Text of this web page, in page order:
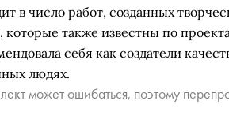
в число работ, созданных
также известны по
себя как создатели
людях.
может ошибаться, поэтому